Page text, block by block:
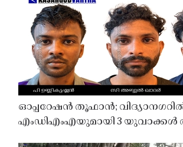
ഓപ്പറേഷൻ തൂഫാൻ;
എംഡിഎംഎയുമായി 3 യുവാക്കൾ